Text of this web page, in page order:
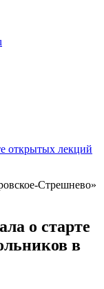
открытых лекций
Стрешнево»
о старте
в